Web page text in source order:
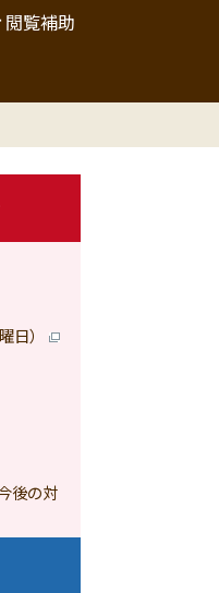
閲覧補助
日）
後の対